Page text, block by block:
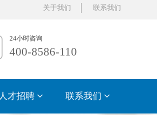
人才招聘 联系我们
关于我们 联系我们
400-8586-110
24小时咨询